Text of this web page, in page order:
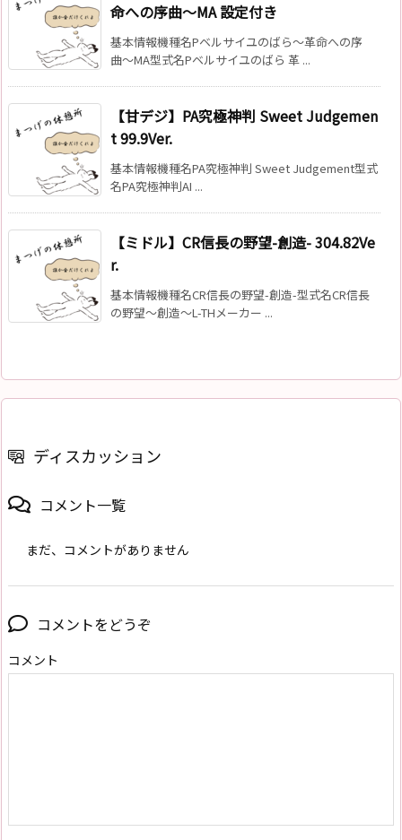
命への序曲〜MA 設定付き
基本情報機種名Pベルサイユのばら〜革命への序
曲〜MA型式名Pベルサイユのばら 革 ...
【甘デジ】PA究極神判 Sweet Judgemen
t 99.9Ver.
基本情報機種名PA究極神判 Sweet Judgement型式
名PA究極神判AI ...
【ミドル】CR信長の野望-創造- 304.82Ve
r.
基本情報機種名CR信長の野望-創造-型式名CR信長
の野望～創造～L-THメーカー ...
ディスカッション
コメント一覧
まだ、コメントがありません
コメントをどうぞ
コメント